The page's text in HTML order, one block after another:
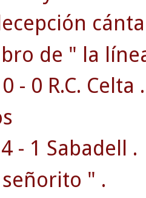
de " la
- 0 R.C. Celta .
- 1 Sabadell .
" .